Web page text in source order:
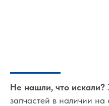
Не нашли, что искали?
запчастей в наличии